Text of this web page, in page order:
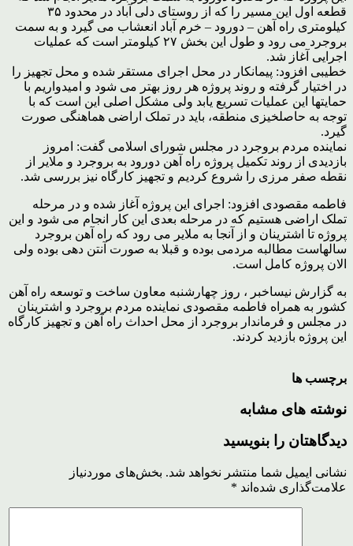
قطعه اول این مسیر را که از روستای دلی آباد در محدود ۳۵
کیلومتری راه آهن – دورود – خرم آباد انعشاب می گیرد و به سمت
بروجرد می رود و طول این بخش ۲۷ کیلومتر است که عملیات
اجرایی آغاز شد.
خطیبی افزود: پیمانکار در محل اجرای مستقر شده و محل تجهیز را
در اختیار گرفته و روند پروژه هر روز بهتر می شود و امیدواریم با
حمایتها این عملیات تسریع یابد ولی مشکل اصلی این است که با
توجه به حاصلخیزی منطقه، باید در تملک اراضی هماهنگی صورت
گیرد.
نماینده مردم بروجرد در مجلس شورای اسلامی گفت: امروز
بازدیدی از روند تکمیل پروژه راه آهن دورود به بروجرد و ملایر از
نقطه صفر مرزی را شروع کردیم و تجهیز کارگاه نیز بررسی شد.
فاطمه مقصودی افزود: اجرای این پروژه آغاز شده و در مرحله
تملک اراضی هستیم که در مرحله بعدی این کار انجام می شود و این
پروژه تا اشترینان و از آنجا به ملایر می رود که راه آهن بروجرد
سالهاست مطالبه مردمی بوده و قبلا به صورت آنتن دهی بوده ولی
الان پروژه کامل است.
به گزارش نیساخبر ، روز چهارشنبه معاون ساخت و توسعه راه آهن
کشور به همراه فاطمه مقصودی نماینده مردم بروجرد و اشترینان
در مجلس و فرماندار بروجرد از محل احداث راه آهن و تجهیز کارگاه
این پروژه بازدید کردند.
برچسب ها
نوشته های مشابه
دیدگاهتان را بنویسید
نشانی ایمیل شما منتشر نخواهد شد. بخش‌های موردنیاز
علامت‌گذاری شده‌اند *